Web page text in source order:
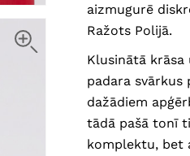
aizmugurē
Ražots Polijā.
Klusinātā krāsa
padara
dažādiem
tādā pašā tonī
komplektu, bet